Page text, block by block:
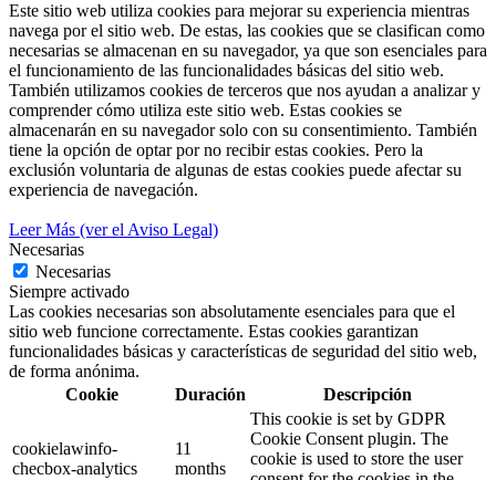
Este sitio web utiliza cookies para mejorar su experiencia mientras
navega por el sitio web. De estas, las cookies que se clasifican como
necesarias se almacenan en su navegador, ya que son esenciales para
el funcionamiento de las funcionalidades básicas del sitio web.
También utilizamos cookies de terceros que nos ayudan a analizar y
comprender cómo utiliza este sitio web. Estas cookies se
almacenarán en su navegador solo con su consentimiento. También
tiene la opción de optar por no recibir estas cookies. Pero la
exclusión voluntaria de algunas de estas cookies puede afectar su
experiencia de navegación.
Leer Más (ver el Aviso Legal)
Necesarias
Necesarias
Siempre activado
Las cookies necesarias son absolutamente esenciales para que el
sitio web funcione correctamente. Estas cookies garantizan
funcionalidades básicas y características de seguridad del sitio web,
de forma anónima.
Cookie
Duración Descripción
cookielawinfo-
checbox-analytics
11
months
This cookie is set by GDPR
Cookie Consent plugin. The
cookie is used to store the user